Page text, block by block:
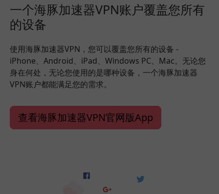
一个海豚加速器VPN账户覆盖您所有
的设备
使用海豚加速器VPN，您可以覆盖您所有的设备 -
iPhone、Android、iPad、Windows PC、Mac。无论您
身在何处，无论您使用的是哪种设备，一个海豚加速器
VPN账户都能满足您的需求。
查看海豚加速器VPN官网版App